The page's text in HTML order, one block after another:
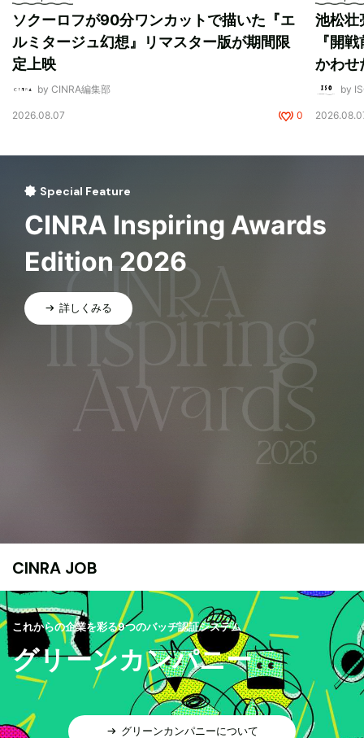
ソクーロフが90分ワンカットで描いた『エ
ルミタージュ幻想』リマスター版が期間限
定上映
by CINRA編集部
2026.08.07 0
池松壮
『開
かわせ
by
Special Feature
CINRA Inspiring Awards
Edition 2026
詳しくみる
CINRA JOB
これからの企業を彩る9つのバッヂ認証システム
グリーンカンパニー
グリーンカンパニーについて